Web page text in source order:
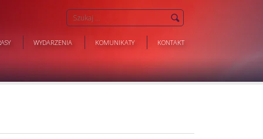
WYDARZENIA KOMUNIKATY KONTAKT